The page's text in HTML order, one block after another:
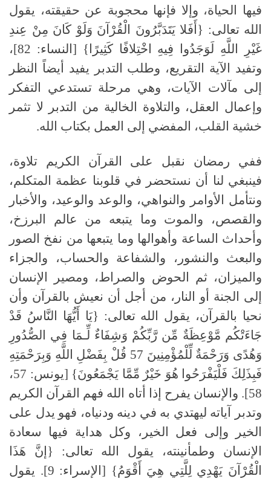
فيها الحياة، وإلا فإنها محجوبة عن حقيقته، يقول
الله تعالى: {أَفَلا يَتَدَبَّرُونَ الْقُرْآنَ وَلَوْ كَانَ مِنْ عِندِ
غَيْرِ اللَّهِ لَوَجَدُوا فِيهِ اخْتِلافًا كَثِيرًا} [النساء: 82]،
وتفيد الآية التقريع، وطلب التدبر يفيد أيضاً النظر
إلى مآلات الآيات، وهي مرحلة تستدعي التفكر
وإعمال العقل، والتلاوة الخالية من التدبر لا تثمر
خشية القلب، المفضي إلى العمل بكتاب الله.
ففي رمضان نقبل على القرآن الكريم تلاوة،
فينبغي لنا أن نستحضر في قلوبنا عظمة المتكلم،
ونتأمل الأوامر والنواهي، والوعد والوعيد، والأخبار
والقصص، والموت وما يتبعه من عالم البرزخ،
وأحداث الساعة وأهوالها وما يتبعها من نفخ الصور
والبعث والنشور، والشفاعة والحساب، والجزاء
والميزان، ثم الحوض والصراط، ومصير الإنسان
إلى الجنة أو النار، من أجل أن نعيش بالقرآن وأن
نحيا بالقرآن، يقول الله تعالى: {يَا أَيُّهَا النَّاسُ قَدْ
جَاءَتْكُم مَّوْعِظَةٌ مِّن رَّبِّكُمْ وَشِفَاءٌ لِّـمَا فِي الصُّدُورِ
وَهُدًى وَرَحْمَةٌ لِّلْمُؤْمِنِينَ 57 قُلْ بِفَضْلِ اللَّهِ وَبِرَحْمَتِهِ
فَبِذَلِكَ فَلْيَفْرَحُوا هُوَ خَيْرٌ مِّمَّا يَجْمَعُونَ} [يونس: 57،
58]. والإنسان يفرح إذا أتاه الله فهم القرآن الكريم
وتدبر آياته ليهتدي به في دينه ودنياه، فهو يدل على
الخير وإلى فعل الخير، وكل هداية فيها سعادة
الإنسان وطمأنينته، يقول الله تعالى: {إنَّ هَذَا
الْقُرْآنَ يَهْدِي لِلَّتِي هِيَ أَقْوَمُ} [الإسراء: 9]. يقول